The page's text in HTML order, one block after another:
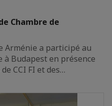
Chambre de
Arménie a participé au
à Budapest en présence
CCI FI et des…